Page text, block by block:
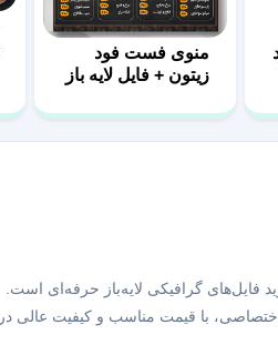
منوی فست فود
زیتون + فایل لایه باز
فایل‌های گرافیکی لایه‌باز حرفه‌ای است.
با قیمت مناسب و کیفیت عالی در